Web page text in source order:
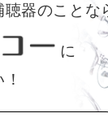
聴器のことな
に